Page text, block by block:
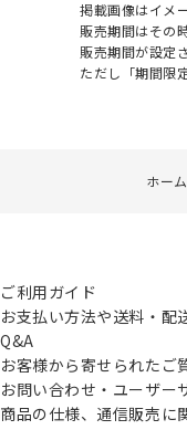
掲載画像はイメ
販売期間はその
販売期間が設定
ただし「期間限
ホーム
ご利用ガイド
お支払い方法や送料・配
Q&A
お客様から寄せられたご
お問い合わせ・ユーザー
商品の仕様、通信販売に